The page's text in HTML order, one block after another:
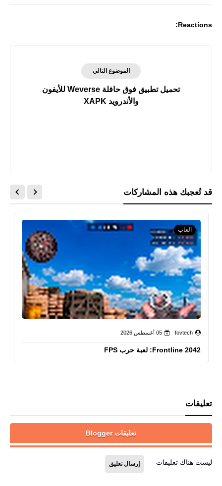
Reactions:
الموضوع التالي
تحميل تطبيق فوق حافلة Weverse للأيفون
والأندرويد XAPK
قد تُعجبك هذه المشاركات
العاب
fovtech 05 أغسطس 2026
Frontline 2042: لعبة حرب FPS
تعليقات
تعليقات Blogger
ليست هناك تعليقات إرسال تعليق